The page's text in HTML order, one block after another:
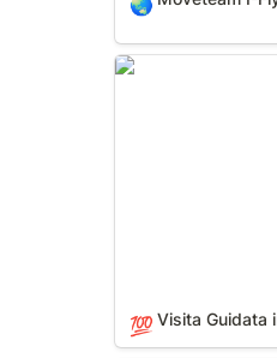
Visita Guidata in
💯 Visita Guidata